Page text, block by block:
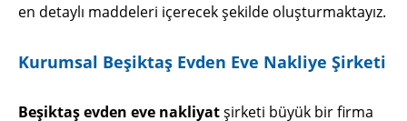
en detaylı maddeleri içerecek şekilde oluşturmaktayız.
Kurumsal Beşiktaş Evden Eve Nakliye Şirketi
Beşiktaş evden eve nakliyatşirketi büyük bir firma